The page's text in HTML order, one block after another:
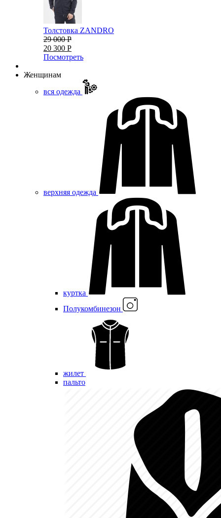
Толстовка ZANDRO
29 000 Р
20 300 Р
Посмотреть
Женщинам
вся одежда
верхняя одежда
куртка
Полукомбинезон
жилет
пальто